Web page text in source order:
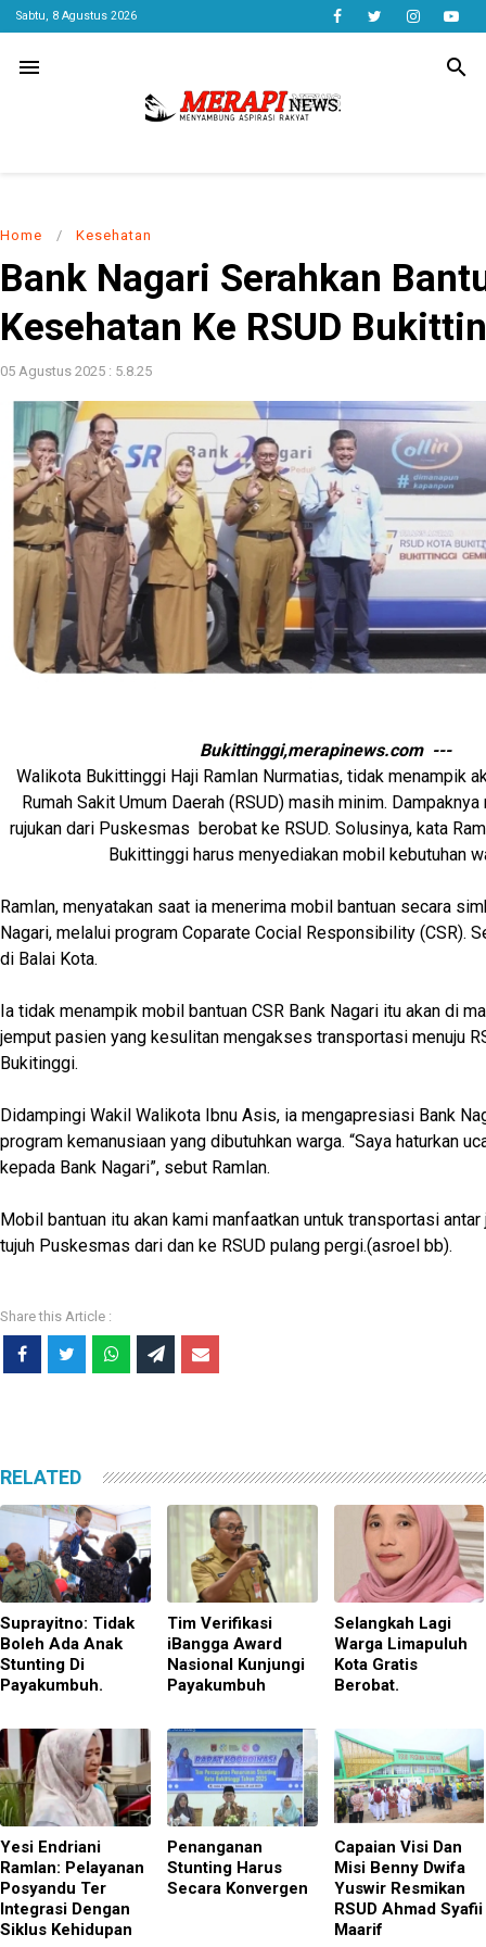
Sabtu, 8 Agustus 2026
menu search
Home / Kesehatan
Bank Nagari Serahkan
Kesehatan Ke RSUD
05 Agustus 2025 : 5.8.25
Bukittinggi,merapinews.com ---
Walikota Bukittinggi Haji Ramlan Nurmatias, tidak menampik
Rumah Sakit Umum Daerah (RSUD) masih minim.
rujukan dari Puskesmas berobat ke RSUD. Solusinya, kata
Bukittinggi harus menyediakan mobil kebutuhan
Ramlan, menyatakan saat ia menerima mobil bantuan secara
Nagari, melalui program Coparate Cocial Responsibility (CSR).
di Balai Kota.
Ia tidak menampik mobil bantuan CSR Bank Nagari itu akan di
jemput pasien yang kesulitan mengakses transportasi menuju
Bukitinggi.
Didampingi Wakil Walikota Ibnu Asis, ia mengapresiasi Bank
program kemanusiaan yang dibutuhkan warga. “Saya haturkan
kepada Bank Nagari”, sebut Ramlan.
Mobil bantuan itu akan kami manfaatkan untuk transportasi
tujuh Puskesmas dari dan ke RSUD pulang pergi.(asroel bb).
RELATED
Suprayitno: Tidak
Boleh Ada Anak
Stunting Di
Payakumbuh.
Tim Verifikasi
iBangga Award
Nasional Kunjungi
Payakumbuh
Selangkah Lagi
Warga Limapuluh
Kota Gratis
Berobat.
Yesi Endriani
Ramlan: Pelayanan
Posyandu Ter
Integrasi Dengan
Siklus Kehidupan
Penanganan
Stunting Harus
Secara Konvergen
Capaian Visi Dan
Misi Benny Dwifa
Yuswir Resmikan
RSUD Ahmad Syafii
Maarif